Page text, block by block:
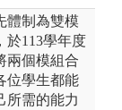
體制為雙模
於113學年度
兩個模組合
位學生都能
所需的能力